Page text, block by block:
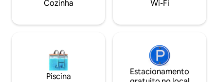
partir das áreas
Máquina de lavar/
Cozinha Wi-Fi
Piscina
Estacionamento